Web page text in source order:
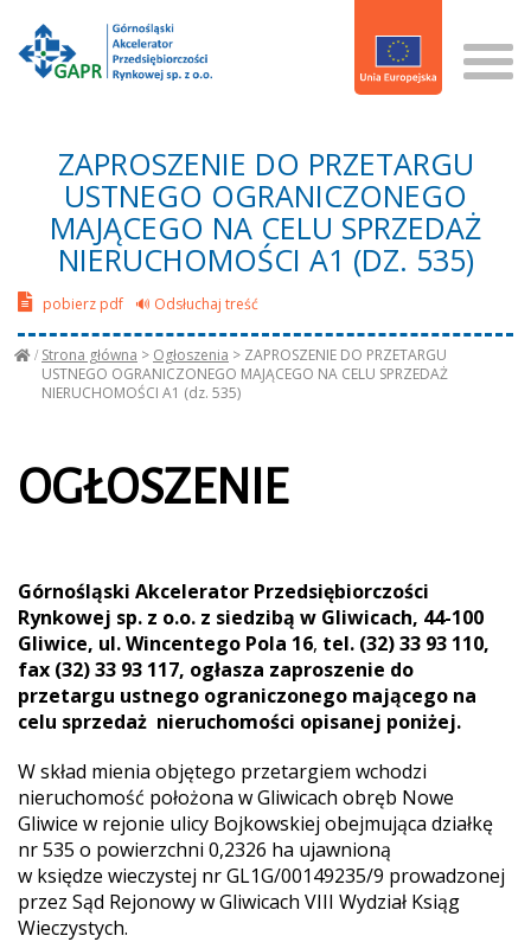
ZAPROSZENIE DO PRZETARGU
USTNEGO OGRANICZONEGO
MAJĄCEGO NA CELU SPRZEDAŻ
NIERUCHOMOŚCI A1 (DZ. 535)
pobierz pdf 🔊 Odsłuchaj treść
Strona główna > Ogłoszenia > ZAPROSZENIE DO PRZETARGU
USTNEGO OGRANICZONEGO MAJĄCEGO NA CELU SPRZEDAŻ
NIERUCHOMOŚCI A1 (dz. 535)
OGŁOSZENIE
Górnośląski Akcelerator Przedsiębiorczości
Rynkowej sp. z o.o. z siedzibą w Gliwicach, 44-100
Gliwice, ul. Wincentego Pola 16, tel. (32) 33 93 110,
fax (32) 33 93 117, ogłasza zaproszenie do
przetargu ustnego ograniczonego mającego na
celu sprzedaż nieruchomości opisanej poniżej.
W skład mienia objętego przetargiem wchodzi
nieruchomość położona w Gliwicach obręb Nowe
Gliwice w rejonie ulicy Bojkowskiej obejmująca działkę
nr 535 o powierzchni 0,2326 ha ujawnioną
w księdze wieczystej nr GL1G/00149235/9 prowadzonej
przez Sąd Rejonowy w Gliwicach VIII Wydział Ksiąg
Wieczystych.